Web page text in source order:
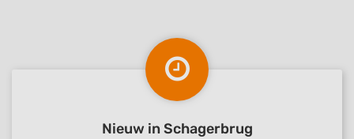
Nieuw in Schagerbrug